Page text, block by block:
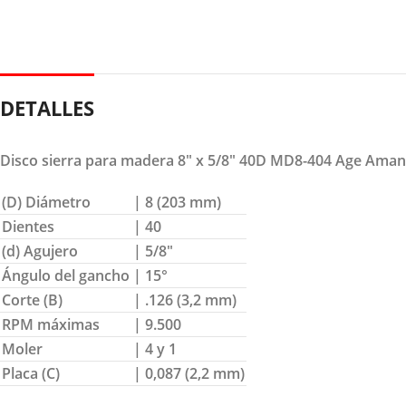
DETALLES
Disco sierra para madera 8″ x 5/8″ 40D MD8-404 Age
(D) Diámetro
| 8 (203 mm)
Dientes
| 40
(d) Agujero
| 5/8″
Ángulo del gancho | 15°
Corte (B)
| .126 (3,2 mm)
RPM máximas
| 9.500
Moler
| 4 y 1
Placa (C)
| 0,087 (2,2 mm)